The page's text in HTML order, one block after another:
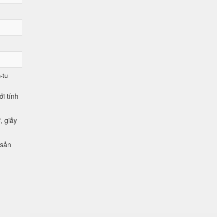
tu
tính
giấy